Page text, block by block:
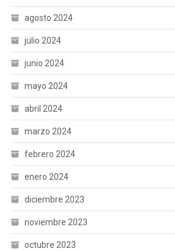
agosto 2024
julio 2024
junio 2024
mayo 2024
abril 2024
marzo 2024
febrero 2024
enero 2024
diciembre 2023
noviembre 2023
octubre 2023